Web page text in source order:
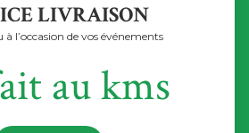
LIVRAISON
à l’occasion de vos événements
au kms